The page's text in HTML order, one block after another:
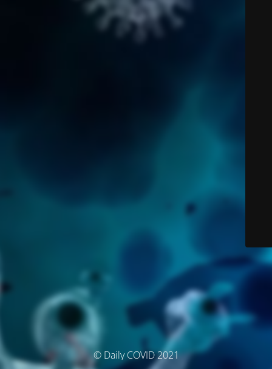
© Daily COVID 2021